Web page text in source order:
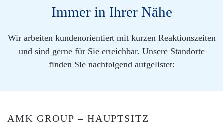
Immer in Ihrer Nähe
Wir arbeiten kundenorientiert mit kurzen Reaktionszeiten
und sind gerne für Sie erreichbar. Unsere Standorte
finden Sie nachfolgend aufgelistet:
AMK GROUP – HAUPTSITZ